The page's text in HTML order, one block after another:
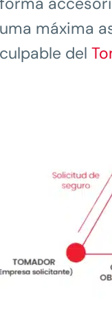
máxima
culpable del